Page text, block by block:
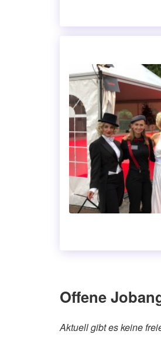
Offene
Aktuell gibt es keine